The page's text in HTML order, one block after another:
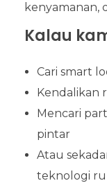
kenyamanan,
Kalau
Cari smart
Kendalikan
Mencari
pintar
Atau
teknologi